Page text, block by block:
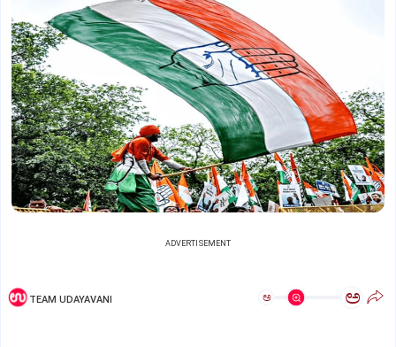
ADVERTISEMENT
TEAM UDAYAVANI ಅ ಅ